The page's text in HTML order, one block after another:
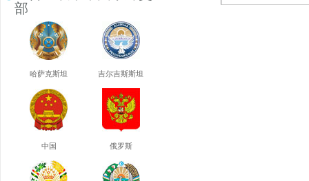
部
哈萨克斯坦 吉尔吉斯斯坦
中国 俄罗斯